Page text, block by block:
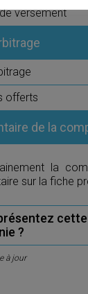
versement
offerts
de la
la
sur la fiche
cette
?
à jour